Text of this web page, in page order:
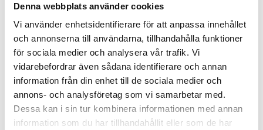
Denna webbplats använder cookies
Vi använder enhetsidentifierare för att anpassa innehållet
och annonserna till användarna, tillhandahålla funktioner
för sociala medier och analysera vår trafik. Vi
vidarebefordrar även sådana identifierare och annan
information från din enhet till de sociala medier och
annons- och analysföretag som vi samarbetar med.
Dessa kan i sin tur kombinera informationen med annan
information som du har tillhandahållit eller som de har
10x10 cm(20)
ca 10x20 cm
10x20 cm(1)
ca 10x30 cm(1)
10x30 cm(1)
ca 10x60 cm
10x60 cm(1)
ca 15x(35)
ca 15x15 cm (34)
15x15 cm
(34)
ca 15x60 cm(1)
15x60 cm(1)